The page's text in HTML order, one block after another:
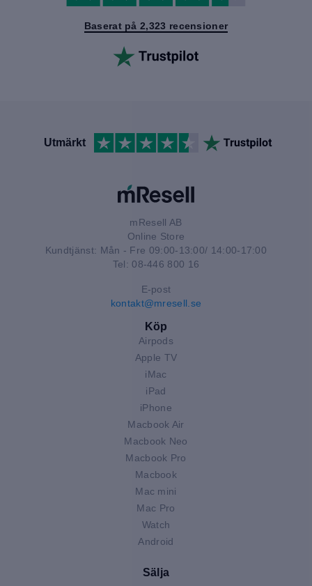
Baserat på 2,323 recensioner
Utmärkt
mResell AB
Online Store
Kundtjänst: Mån - Fre 09:00-13:00/ 14:00-17:00
Tel: 08-446 800 16
E-post
kontakt@mresell.se
Köp
Airpods
Apple TV
iMac
iPad
iPhone
Macbook Air
Macbook Neo
Macbook Pro
Macbook
Mac mini
Mac Pro
Watch
Android
Sälja